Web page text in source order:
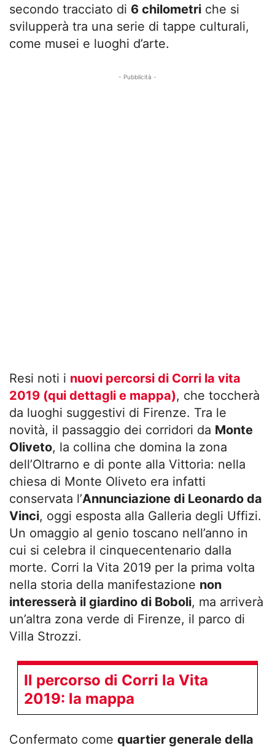
secondo tracciato di 6 chilometri che si
svilupperà tra una serie di tappe culturali,
come musei e luoghi d’arte.
- Pubblicità -
Resi noti i nuovi percorsi di Corri la vita
2019 (qui dettagli e mappa), che toccherà
da luoghi suggestivi di Firenze. Tra le
novità, il passaggio dei corridori da Monte
Oliveto, la collina che domina la zona
dell’Oltrarno e di ponte alla Vittoria: nella
chiesa di Monte Oliveto era infatti
conservata l’Annunciazione di Leonardo da
Vinci, oggi esposta alla Galleria degli Uffizi.
Un omaggio al genio toscano nell’anno in
cui si celebra il cinquecentenario dalla
morte. Corri la Vita 2019 per la prima volta
nella storia della manifestazione non
interesserà il giardino di Boboli, ma arriverà
un’altra zona verde di Firenze, il parco di
Villa Strozzi.
Il percorso di Corri la Vita
2019: la mappa
Confermato come quartier generale della